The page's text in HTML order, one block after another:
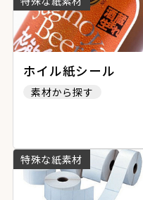
ホイル紙シール
素材から探す
特殊な紙素材